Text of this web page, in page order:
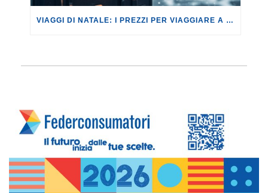
VIAGGI DI NATALE: I PREZZI PER VIAGGIARE A NATALE O CAPODANNO PRENDONO IL VOLO, COME OGNI ANNO.